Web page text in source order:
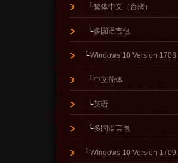
└繁体中文（台湾）
└多国语言包
└Windows 10 Version 1703
└中文简体
└英语
└多国语言包
└Windows 10 Version 1709